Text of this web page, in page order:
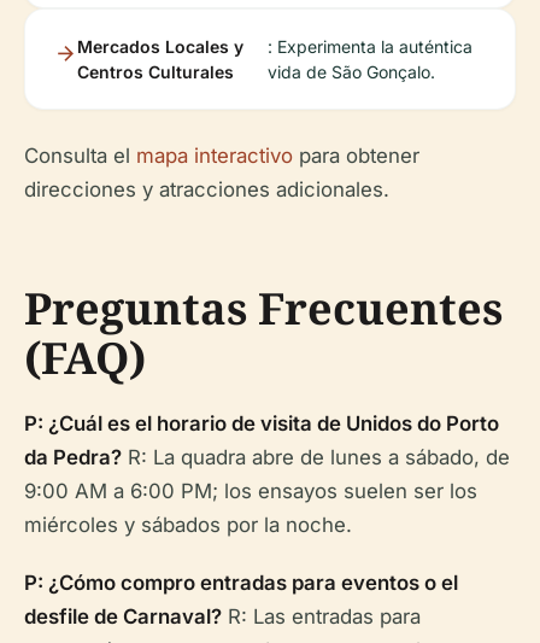
Mercados Locales y
Centros Culturales
: Experimenta la auténtica
vida de São Gonçalo.
Consulta el mapa interactivo para obtener
direcciones y atracciones adicionales.
Preguntas Frecuentes
(FAQ)
P: ¿Cuál es el horario de visita de Unidos do Porto
da Pedra? R: La quadra abre de lunes a sábado, de
9:00 AM a 6:00 PM; los ensayos suelen ser los
miércoles y sábados por la noche.
P: ¿Cómo compro entradas para eventos o el
desfile de Carnaval? R: Las entradas para